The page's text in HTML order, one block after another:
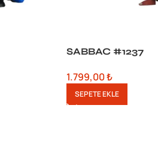
SABBAC #1237
1.799,00₺
SEPETE EKLE